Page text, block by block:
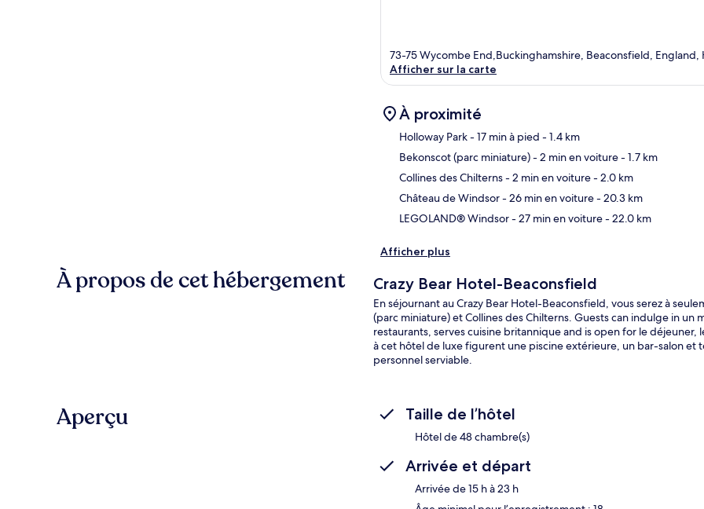
73-75 Wycombe End,Buckinghamshire, Beaconsfield, England,
Afficher sur la carte
À proximité
Holloway Park- 17 min à pied - 1.4 km
Bekonscot (parc miniature)- 2 min en voiture- 1.7 km
Collines des Chilterns- 2 min en voiture- 2.0 km
Château de Windsor- 26 min en voiture- 20.3 km
LEGOLAND® Windsor- 27 min en voiture- 22.0 km
Afficher plus
À propos de cet hébergement Crazy Bear Hotel-Beaconsfield
En séjournant au Crazy Bear Hotel-Beaconsfield, vous serez à
(parc miniature) et Collines des Chilterns. Guests can indulge in un
restaurants, serves cuisine britannique and is open for le
à cet hôtel de luxe figurent une piscine extérieure, un bar-salon et
personnel serviable.
Aperçu Taille de l’hôtel
Hôtel de 48 chambre(s)
Arrivée et départ
Arrivée de 15 h à 23 h